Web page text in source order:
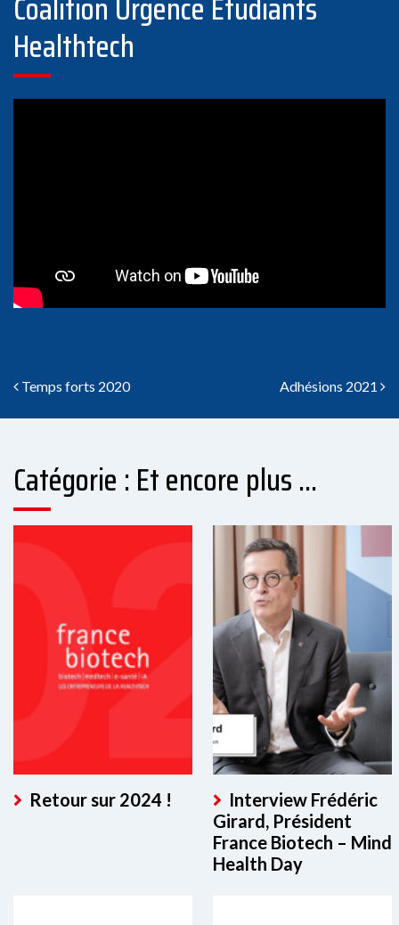
Healthtech
Navigation des articles
Temps forts 2020 Adhésions 2021
Catégorie : Et encore plus ...
Retour sur 2024 !
Interview Frédéric
Girard, Président
France Biotech – Mind
Health Day